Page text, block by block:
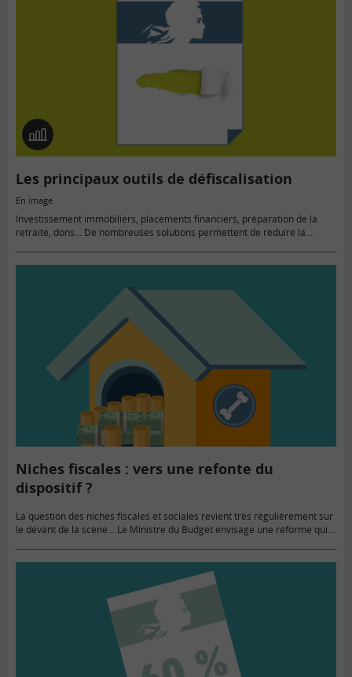
En
image
Les principaux outils de défiscalisation
En image
Investissement immobiliers, placements financiers, préparation de la
retraite, dons… De nombreuses solutions permettent de réduire la
Niches fiscales : vers une refonte du
dispositif ?
La question des niches fiscales et sociales revient très régulièrement sur
le devant de la scène… Le Ministre du Budget envisage une réforme qui